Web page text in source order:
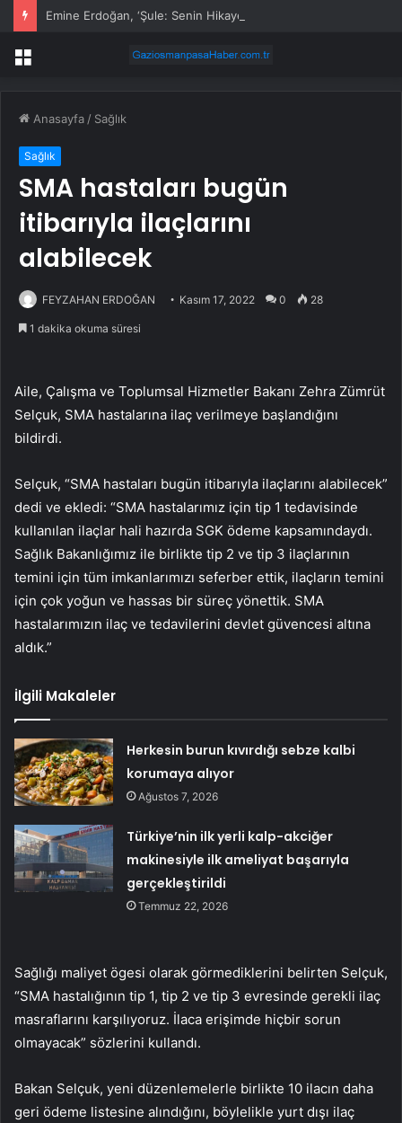
Emine Erdoğan, ‘Şule: Senin Hikayen’ dizisini övdü
Menü
Anasayfa / Sağlık
Sağlık
SMA hastaları bugün
itibarıyla ilaçlarını
alabilecek
FEYZAHAN ERDOĞAN Kasım 17, 2022 0 28
1 dakika okuma süresi
Aile, Çalışma ve Toplumsal Hizmetler Bakanı Zehra Zümrüt
Selçuk, SMA hastalarına ilaç verilmeye başlandığını
bildirdi.
Selçuk, “SMA hastaları bugün itibarıyla ilaçlarını alabilecek”
dedi ve ekledi: “SMA hastalarımız için tip 1 tedavisinde
kullanılan ilaçlar hali hazırda SGK ödeme kapsamındaydı.
Sağlık Bakanlığımız ile birlikte tip 2 ve tip 3 ilaçlarının
temini için tüm imkanlarımızı seferber ettik, ilaçların temini
için çok yoğun ve hassas bir süreç yönettik. SMA
hastalarımızın ilaç ve tedavilerini devlet güvencesi altına
aldık.”
İlgili Makaleler
Herkesin burun kıvırdığı sebze kalbi
korumaya alıyor
Ağustos 7, 2026
Türkiye’nin ilk yerli kalp-akciğer
makinesiyle ilk ameliyat başarıyla
gerçekleştirildi
Temmuz 22, 2026
Sağlığı maliyet ögesi olarak görmediklerini belirten Selçuk,
“SMA hastalığının tip 1, tip 2 ve tip 3 evresinde gerekli ilaç
masraflarını karşılıyoruz. İlaca erişimde hiçbir sorun
olmayacak” sözlerini kullandı.
Bakan Selçuk, yeni düzenlemelerle birlikte 10 ilacın daha
geri ödeme listesine alındığını, böylelikle yurt dışı ilaç